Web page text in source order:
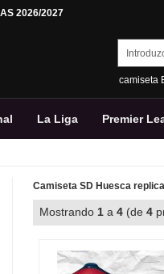
2026/2027
camiseta
La Liga Premier
Camiseta SD Huesca
Mostrando 1 a 4 (de 4